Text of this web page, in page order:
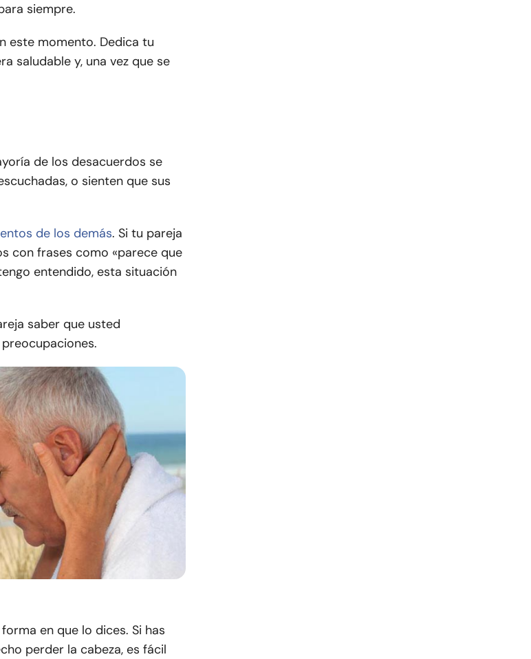
siempre.
este momento. Dedica tu
saludable y, una vez que se
de los desacuerdos se
o sienten que sus
de los demás. Si tu pareja
con frases como «parece que
entendido, esta situación
saber que usted
en que lo dices. Si has
perder la cabeza, es fácil